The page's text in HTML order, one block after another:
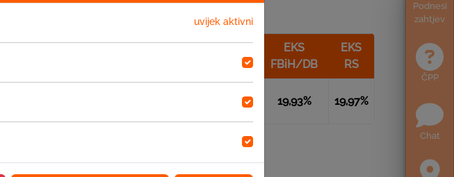
Podnesi
zahtjev
ČPP
Chat
uvijek aktivni
Iznos
Rok
Troškovi
EKS
FBiH/DB
EKS
RS
19,93% 19,97%